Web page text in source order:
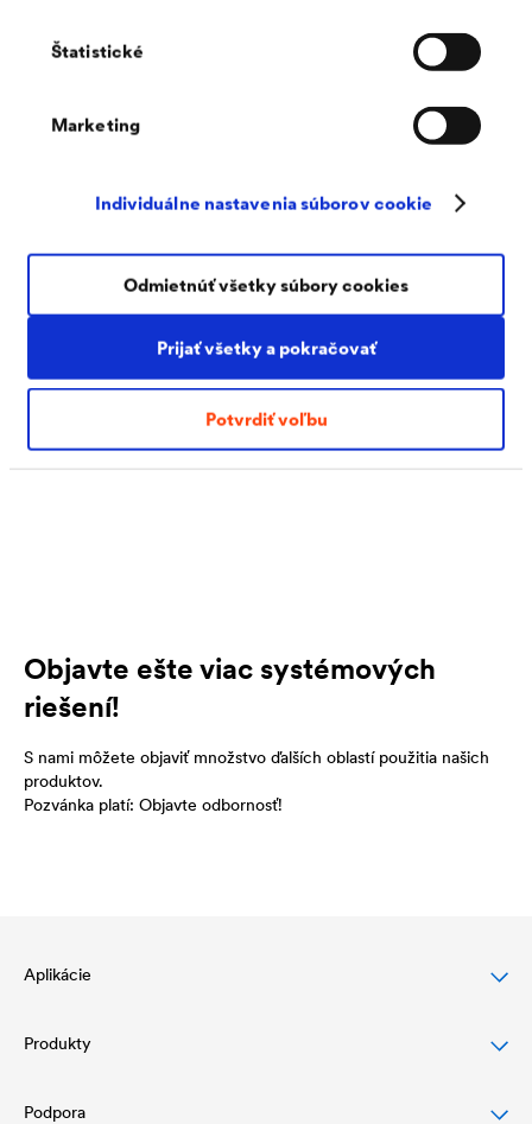
Štatistické
Marketing
Individuálne nastavenia súborov cookie
Prijať všetky a pokračovať
Potvrdiť voľbu
Odmietnúť všetky súbory cookies
Tieto drenážne fólie zvyčajne pozostávajú z troch
ako vsakovacej vrstvy a robustnej klznej fólie na hladkej
pôdy do nopovej štruktúry fólie a tým upchatiu
drenážnej vrstvy. Vsakovacia vrstva tak zostane bez kalu
a dlhodobo spoľahlivo odvádza vodu.
Použitie drenážnej fólie je preto obzvlášť účinným
Objavte ešte viac systémových
riešení!
S nami môžete objaviť množstvo ďalších oblastí použitia našich
produktov.
Pozvánka platí: Objavte odbornosť!
Aplikácie
Ochrana šikmej strechy
Ochrana a dizajn fasády
Produkty
Podstrešné fólie
Podpora